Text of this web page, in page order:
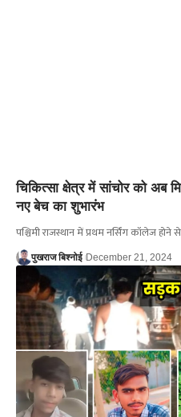
चिकित्सा क्षेत्र में सांचोर को अब
नए बेच का शुभारंभ
पश्चिमी राजस्थान में प्रथम नर्सिंग कॉलेज होने
पुखराज बिश्नोई December 21, 2024